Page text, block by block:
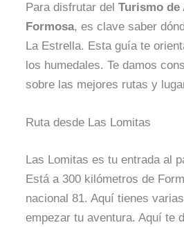
Para disfrutar del Turismo de
Formosa, es clave saber
La Estrella. Esta guía te
los humedales. Te damos
sobre las mejores rutas y
Ruta desde Las Lomitas
Las Lomitas es tu entrada al
Está a 300 kilómetros de
nacional 81. Aquí tienes
empezar tu aventura. Aquí te